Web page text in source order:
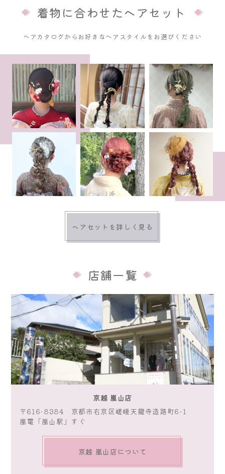
着物に合わせたヘアセット
ヘアカタログからお好きなヘアスタイルをお選びください
ヘアセットを詳しく見る
店舗一覧
京越 嵐山店
〒616-8384 京都市右京区嵯峨天龍寺造路町6-1
嵐電「嵐山駅」すぐ
京越 嵐山店について